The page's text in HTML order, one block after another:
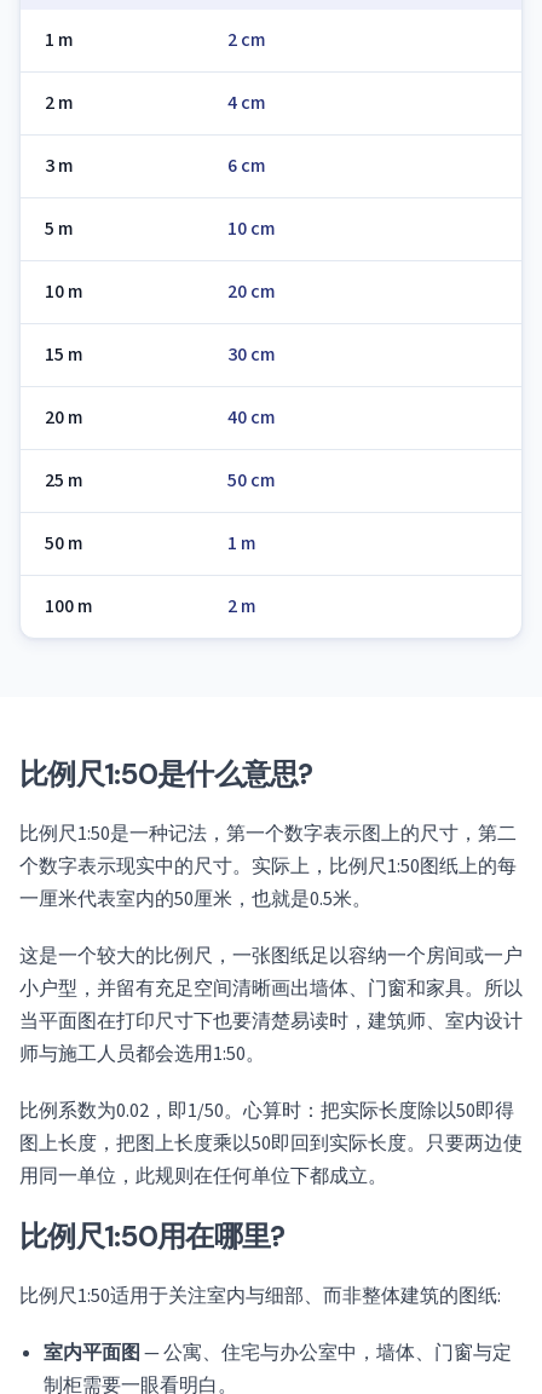
1 m 2 cm
2 m 4 cm
3 m 6 cm
5 m 10 cm
10 m 20 cm
15 m 30 cm
20 m 40 cm
25 m 50 cm
50 m 1 m
100 m 2 m
比例尺1:50是什么意思?
比例尺1:50是一种记法，第一个数字表示图上的尺寸，第二
个数字表示现实中的尺寸。实际上，比例尺1:50图纸上的每
一厘米代表室内的50厘米，也就是0.5米。
这是一个较大的比例尺，一张图纸足以容纳一个房间或一户
小户型，并留有充足空间清晰画出墙体、门窗和家具。所以
当平面图在打印尺寸下也要清楚易读时，建筑师、室内设计
师与施工人员都会选用1:50。
比例系数为0.02，即1/50。心算时：把实际长度除以50即得
图上长度，把图上长度乘以50即回到实际长度。只要两边使
用同一单位，此规则在任何单位下都成立。
比例尺1:50用在哪里?
比例尺1:50适用于关注室内与细部、而非整体建筑的图纸:
室内平面图 — 公寓、住宅与办公室中，墙体、门窗与定
制柜需要一眼看明白。